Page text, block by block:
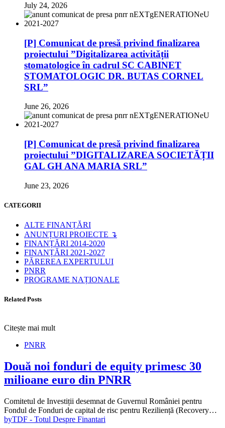
July 24, 2026
[P] Comunicat de presă privind finalizarea
proiectului ”Digitalizarea activității
stomatologice în cadrul SC CABINET
STOMATOLOGIC DR. BUTAS CORNEL
SRL”
June 26, 2026
[P] Comunicat de presă privind finalizarea
proiectului ”DIGITALIZAREA SOCIETĂȚII
GAL GH ANA MARIA SRL”
June 23, 2026
CATEGORII
ALTE FINANȚĂRI
ANUNȚURI PROIECTE ↴
FINANȚĂRI 2014-2020
FINANȚĂRI 2021-2027
PĂREREA EXPERTULUI
PNRR
PROGRAME NAȚIONALE
Related Posts
Citește mai mult
PNRR
Două noi fonduri de equity primesc 30
milioane euro din PNRR
Comitetul de Investiții desemnat de Guvernul României pentru
Fondul de Fonduri de capital de risc pentru Reziliență (Recovery…
byTDF - Totul Despre Finantari